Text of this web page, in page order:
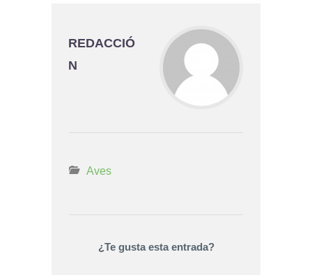
REDACCIÓ
N
Aves
¿Te gusta esta entrada?